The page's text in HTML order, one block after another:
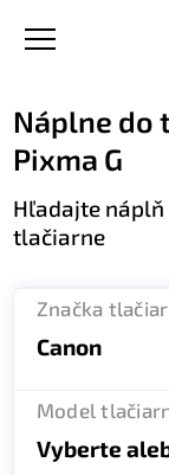
Náplne do
Pixma G
Hľadajte
tlačiarne
Značka
Canon
Model
Vyberte